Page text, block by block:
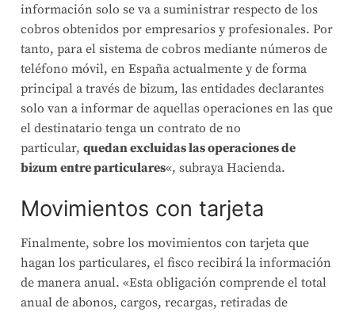
información solo se va a suministrar respecto de los
cobros obtenidos por empresarios y profesionales. Por
tanto, para el sistema de cobros mediante números de
teléfono móvil, en España actualmente y de forma
principal a través de bizum, las entidades declarantes
solo van a informar de aquellas operaciones en las que
el destinatario tenga un contrato de no
particular, quedan excluidas las operaciones de
bizum entre particulares«, subraya Hacienda.
Movimientos con tarjeta
Finalmente, sobre los movimientos con tarjeta que
hagan los particulares, el fisco recibirá la información
de manera anual. «Esta obligación comprende el total
anual de abonos, cargos, recargas, retiradas de